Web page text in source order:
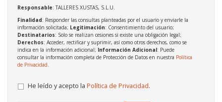
Responsable: TALLERES XUSTAS, S.L.U.
Finalidad: Responder las consultas planteadas por el usuario y enviarle la
información solicitada; Legitimación: Consentimiento del usuario;
Destinatarios: Solo se realizan cesiones si existe una obligación legal;
Derechos: Acceder, rectificar y suprimir, así como otros derechos, como se
indica en la información adicional; Información Adicional: Puede
consultar la información completa de Protección de Datos en nuestra Política
de Privacidad.
He leído y acepto la Política de Privacidad.